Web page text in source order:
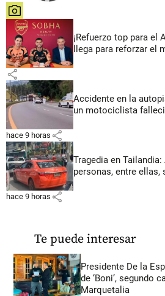
share
¡Refuerzo top para el
llega para reforzar el
share
Accidente en la
un motociclista
hace 9 horas share
Tragedia en
personas, entre ellas,
hace 9 horas share
Te puede interesar
Presidente De la
de ‘Boni’, segundo
Marquetalia